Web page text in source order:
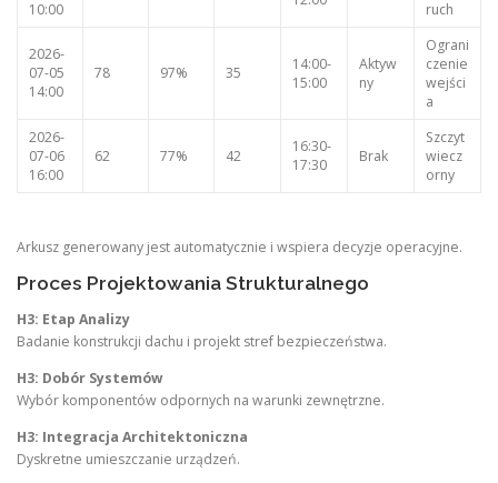
10:00
ruch
2026-
07-05
14:00
78 97% 35
14:00-
15:00
Aktyw
ny
Ograni
czenie
wejści
a
2026-
07-06
16:00
62 77% 42
16:30-
17:30
Brak
Szczyt
wiecz
orny
Arkusz generowany jest automatycznie i wspiera decyzje operacyjne.
Proces Projektowania Strukturalnego
H3: Etap Analizy
Badanie konstrukcji dachu i projekt stref bezpieczeństwa.
H3: Dobór Systemów
Wybór komponentów odpornych na warunki zewnętrzne.
H3: Integracja Architektoniczna
Dyskretne umieszczanie urządzeń.